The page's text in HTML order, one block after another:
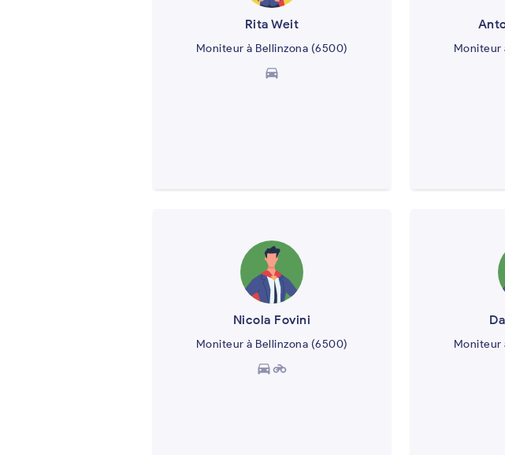
Rita Weit
Moniteur à Bellinzona (6500)
directions_car
Moniteur
Nicola Fovini
Moniteur à Bellinzona (6500)
directions_carmotorcycle
Moniteur